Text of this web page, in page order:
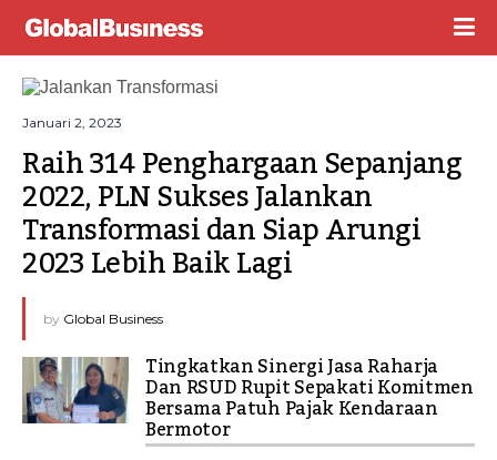
Januari 2, 2023
Raih 314 Penghargaan Sepanjang
2022, PLN Sukses Jalankan
Transformasi dan Siap Arungi
2023 Lebih Baik Lagi
by Global Business
Tingkatkan Sinergi Jasa Raharja
Dan RSUD Rupit Sepakati Komitmen
Bersama Patuh Pajak Kendaraan
Bermotor